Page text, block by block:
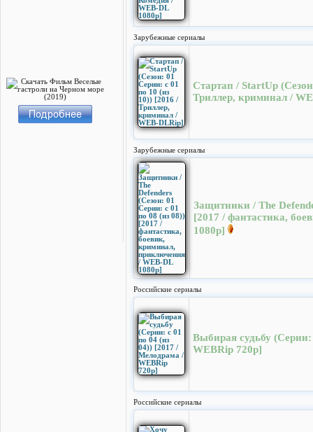
Зарубежные сериалы
Стартап / StartUp
Триллер, криминал /
Зарубежные сериалы
Защитники / The
[2017 / фантастика,
1080p]
Российские сериалы
Выбирая судьбу
WEBRip 720p]
Российские сериалы